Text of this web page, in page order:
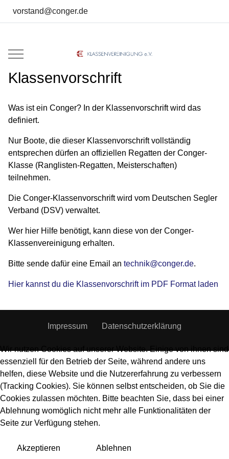
vorstand@conger.de
Mobile Menu Toggle
Klassenvorschrift
Was ist ein Conger? In der Klassenvorschrift wird das
definiert.
Nur Boote, die dieser Klassenvorschrift vollständig
entsprechen dürfen an offiziellen Regatten der Conger-
Klasse (Ranglisten-Regatten, Meisterschaften)
teilnehmen.
Die Conger-Klassenvorschrift wird vom Deutschen Segler
Verband (DSV) verwaltet.
Wer hier Hilfe benötigt, kann diese von der Conger-
Klassenvereinigung erhalten.
Bitte sende dafür eine Email an technik@conger.de.
Hier kannst du die Klassenvorschrift im PDF Format laden
Impressum Datenschutzerklärung
Wir nutzen Cookies auf unserer Website. Einige von ihnen sind
essenziell für den Betrieb der Seite, während andere uns
helfen, diese Website und die Nutzererfahrung zu verbessern
(Tracking Cookies). Sie können selbst entscheiden, ob Sie die
Cookies zulassen möchten. Bitte beachten Sie, dass bei einer
Ablehnung womöglich nicht mehr alle Funktionalitäten der
Seite zur Verfügung stehen.
Akzeptieren Ablehnen